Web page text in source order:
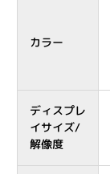
カラー
ディスプレ
イサイズ/
解像度